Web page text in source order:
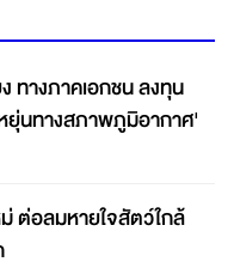
ทางภาคเอกชน ลงทุน
นทางสภาพภูมิอากาศ'
ต่อลมหายใจสัตว์ใกล้